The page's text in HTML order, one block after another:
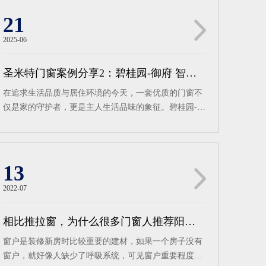
21
2025-06
圣米特门窗案例分享2：碧桂园-御府 智能铝合金窗典范之作
在追求生活品质与居住环境的今天，一套优质的门窗不
仅是家的守护者，更是主人生活品味的象征。碧桂园-御
着不凡与精致。圣米特门窗携手碧桂园-御府吴总，共同
例，再次展现了圣米特门窗在高端门窗领域的卓越实
力。碧桂园-御府吴总的家，每一处装修都透露着独特的
大气与优雅，而窗户的选择更是点睛之笔。圣米特门窗
型不仅完美契合了碧桂园-御府的高端定位，更将家的风
格与主人的品味展现得淋漓尽致。125系列断桥窗纱一
体平开窗，以其精湛的工艺和卓越的性能，成为了吴总
13
2022-07
相比推拉窗，为什么很多门窗人推荐阳台装平开窗？
窗户是装修新房时比较重要的建材，如果一个房子没有
窗户，就好像人缺少了呼吸系统，可见窗户重要程度。